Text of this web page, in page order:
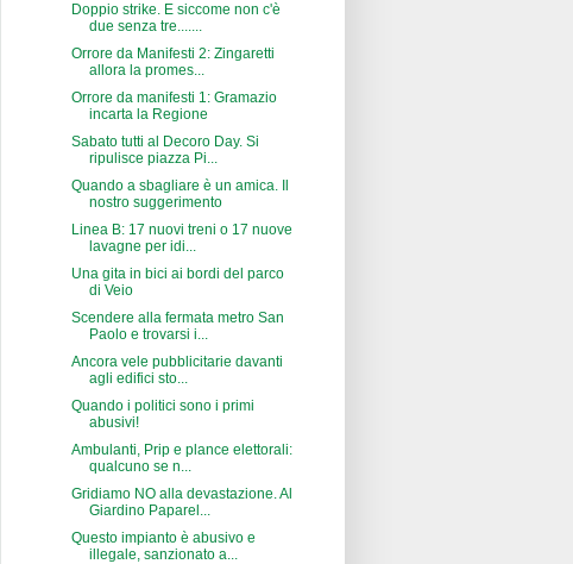
Doppio strike. E siccome non c'è
due senza tre.......
Orrore da Manifesti 2: Zingaretti
allora la promes...
Orrore da manifesti 1: Gramazio
incarta la Regione
Sabato tutti al Decoro Day. Si
ripulisce piazza Pi...
Quando a sbagliare è un amica. Il
nostro suggerimento
Linea B: 17 nuovi treni o 17 nuove
lavagne per idi...
Una gita in bici ai bordi del parco
di Veio
Scendere alla fermata metro San
Paolo e trovarsi i...
Ancora vele pubblicitarie davanti
agli edifici sto...
Quando i politici sono i primi
abusivi!
Ambulanti, Prip e plance elettorali:
qualcuno se n...
Gridiamo NO alla devastazione. Al
Giardino Paparel...
Questo impianto è abusivo e
illegale, sanzionato a...